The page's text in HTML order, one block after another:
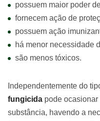
possuem maior poder
fornecem ação de
possuem ação
há menor necessidade
são menos tóxicos.
Independentemente do
fungicida pode
substância, havendo a